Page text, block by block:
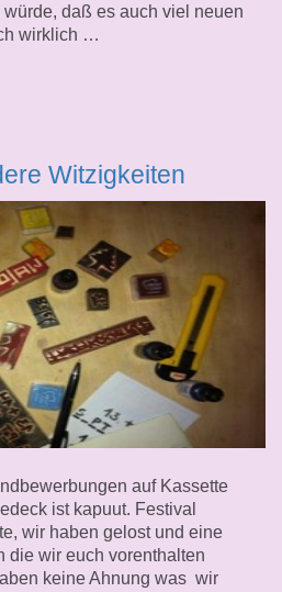
daß es auch viel neuen
wirklich …
Witzigkeiten
auf Kassette
ist kapuut. Festival
wir haben gelost und eine
die wir euch vorenthalten
keine Ahnung was wir